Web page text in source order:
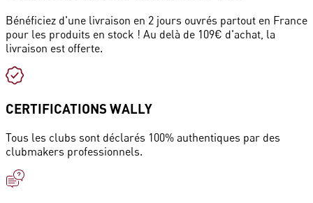
Bénéficiez d'une livraison en 2 jours ouvrés partout en France
pour les produits en stock ! Au delà de 109€ d'achat, la
livraison est offerte.
CERTIFICATIONS WALLY
Tous les clubs sont déclarés 100% authentiques par des
clubmakers professionnels.